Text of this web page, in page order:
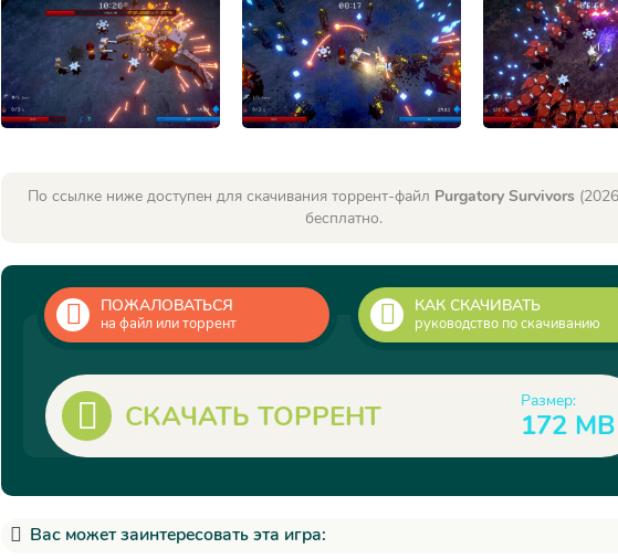
По ссылке ниже доступен для скачивания торрент-файл Purgatory Survivors
бесплатно.
ПОЖАЛОВАТЬСЯ
на файл или торрент
КАК СКАЧИВАТЬ
руководство по скачиванию
СКАЧАТЬ ТОРРЕНТ Размер:
172 MB
Вас может заинтересовать эта игра: